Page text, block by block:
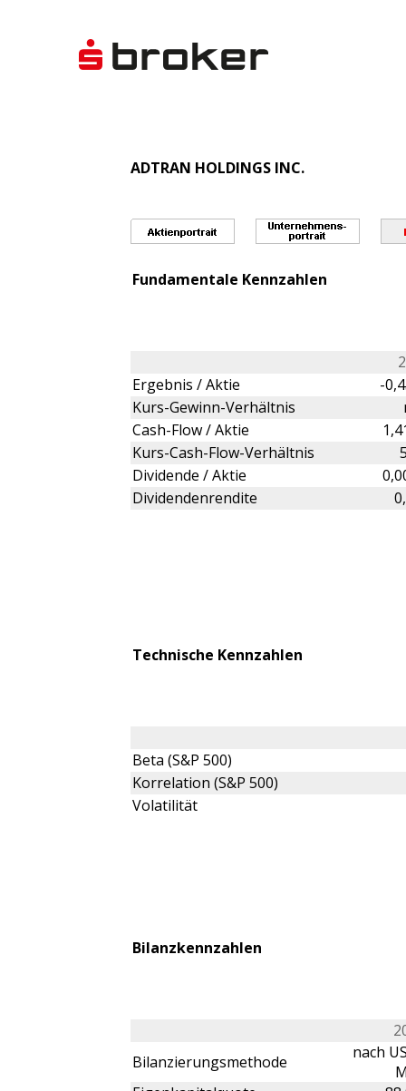
ADTRAN HOLDINGS INC.
Fundamentale Kennzahlen
Ergebnis / Aktie
-
Kurs-Gewinn-Verhältnis
Cash-Flow / Aktie
Kurs-Cash-Flow-Verhältnis
Dividende / Aktie
Dividendenrendite
Technische Kennzahlen
Beta (S&P 500)
Korrelation (S&P 500)
Volatilität
Bilanzkennzahlen
Bilanzierungsmethode
nach